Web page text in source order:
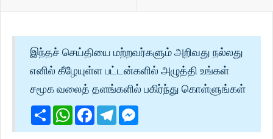
இந்தச் செய்தியை மற்றவர்களும் அறிவது நல்லது
எனில் கீழேயுள்ள பட்டன்களில் அழுத்தி உங்கள்
சமூக வலைத் தளங்களில் பகிர்ந்து கொள்ளுங்கள்
ShareWhatsApp
Facebook
Telegram